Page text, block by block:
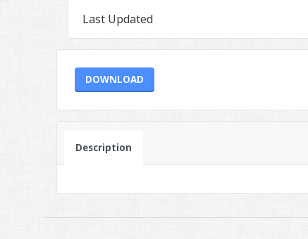
Last Updated
DOWNLOAD
Description